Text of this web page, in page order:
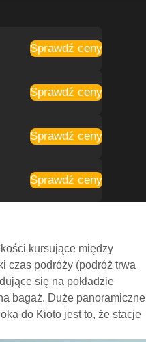
Sprawdź ceny
Sprawdź ceny
Sprawdź ceny
Sprawdź ceny
kursujące między
czas podróży (podróż trwa
się na pokładzie
bagaż. Duże panoramiczne
do Kioto jest to, że stacje